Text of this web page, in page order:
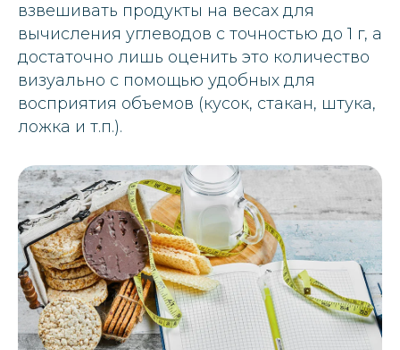
взвешивать продукты на весах для
вычисления углеводов с точностью до 1 г, а
достаточно лишь оценить это количество
визуально с помощью удобных для
восприятия объемов (кусок, стакан, штука,
ложка и т.п.).